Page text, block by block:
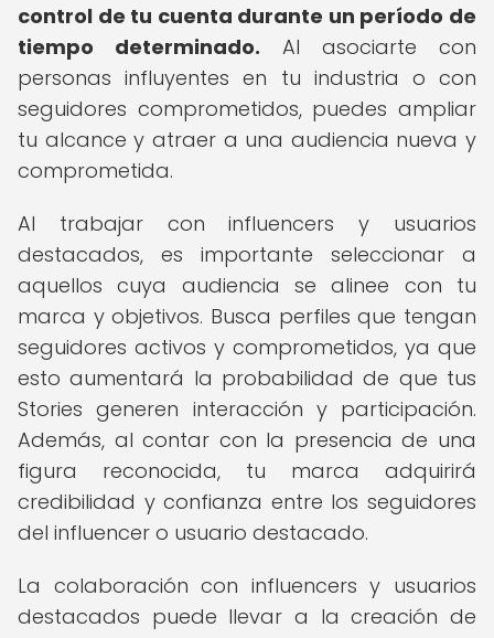
control de tu cuenta durante un período de
tiempo determinado. Al asociarte con
personas influyentes en tu industria o con
seguidores comprometidos, puedes ampliar
tu alcance y atraer a una audiencia nueva y
comprometida.
Al trabajar con influencers y usuarios
destacados, es importante seleccionar a
aquellos cuya audiencia se alinee con tu
marca y objetivos. Busca perfiles que tengan
seguidores activos y comprometidos, ya que
esto aumentará la probabilidad de que tus
Stories generen interacción y participación.
Además, al contar con la presencia de una
figura reconocida, tu marca adquirirá
credibilidad y confianza entre los seguidores
del influencer o usuario destacado.
La colaboración con influencers y usuarios
destacados puede llevar a la creación de